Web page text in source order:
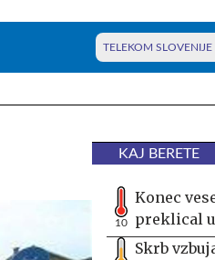
TELEKOM SLOVENIJE
KAJ BERETE
10
Konec
preklical
Skrb